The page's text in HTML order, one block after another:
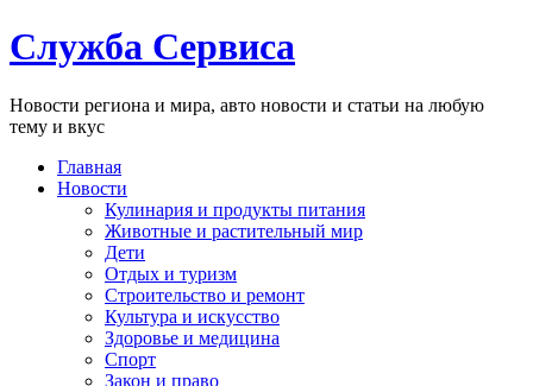
Служба Сервиса
Новости региона и мира, авто новости и статьи на любую
тему и вкус
Главная
Новости
Кулинария и продукты питания
Животные и растительный мир
Дети
Отдых и туризм
Строительство и ремонт
Культура и искусство
Здоровье и медицина
Спорт
Закон и право